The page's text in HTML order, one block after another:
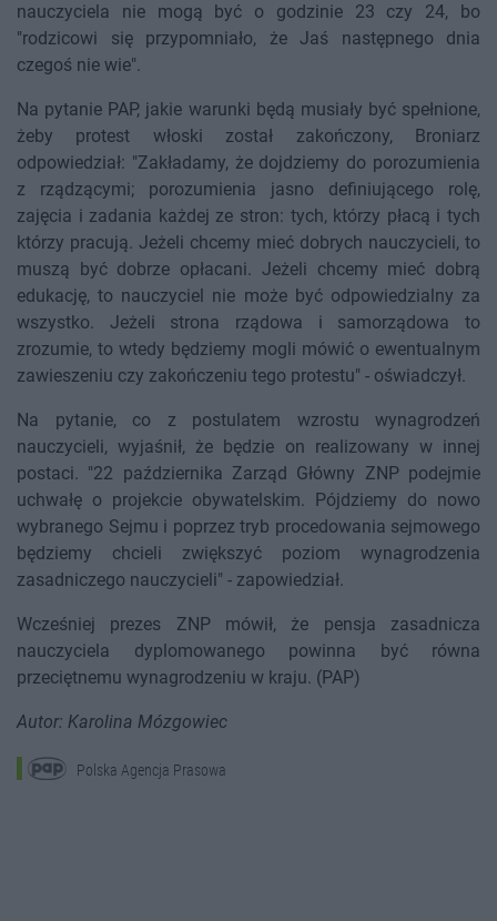
nauczyciela nie mogą być o godzinie 23 czy 24, bo
"rodzicowi się przypomniało, że Jaś następnego dnia
czegoś nie wie".
Na pytanie PAP, jakie warunki będą musiały być spełnione,
żeby protest włoski został zakończony, Broniarz
odpowiedział: "Zakładamy, że dojdziemy do porozumienia
z rządzącymi; porozumienia jasno definiującego rolę,
zajęcia i zadania każdej ze stron: tych, którzy płacą i tych
którzy pracują. Jeżeli chcemy mieć dobrych nauczycieli, to
muszą być dobrze opłacani. Jeżeli chcemy mieć dobrą
edukację, to nauczyciel nie może być odpowiedzialny za
wszystko. Jeżeli strona rządowa i samorządowa to
zrozumie, to wtedy będziemy mogli mówić o ewentualnym
zawieszeniu czy zakończeniu tego protestu" - oświadczył.
Na pytanie, co z postulatem wzrostu wynagrodzeń
nauczycieli, wyjaśnił, że będzie on realizowany w innej
postaci. "22 października Zarząd Główny ZNP podejmie
uchwałę o projekcie obywatelskim. Pójdziemy do nowo
wybranego Sejmu i poprzez tryb procedowania sejmowego
będziemy chcieli zwiększyć poziom wynagrodzenia
zasadniczego nauczycieli" - zapowiedział.
Wcześniej prezes ZNP mówił, że pensja zasadnicza
nauczyciela dyplomowanego powinna być równa
przeciętnemu wynagrodzeniu w kraju. (PAP)
Autor: Karolina Mózgowiec
Polska Agencja Prasowa